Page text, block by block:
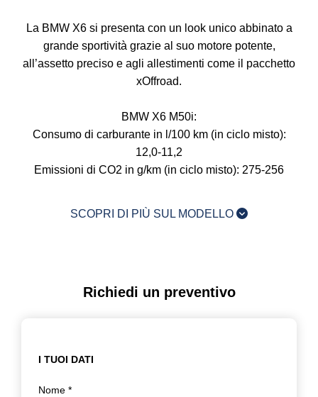
La BMW X6 si presenta con un look unico abbinato a
grande sportività grazie al suo motore potente,
all’assetto preciso e agli allestimenti come il pacchetto
xOffroad.
BMW X6 M50i:
Consumo di carburante in l/100 km (in ciclo misto):
12,0-11,2
Emissioni di CO2 in g/km (in ciclo misto): 275-256
SCOPRI DI PIÙ SUL MODELLO
Richiedi un preventivo
I TUOI DATI
Nome *